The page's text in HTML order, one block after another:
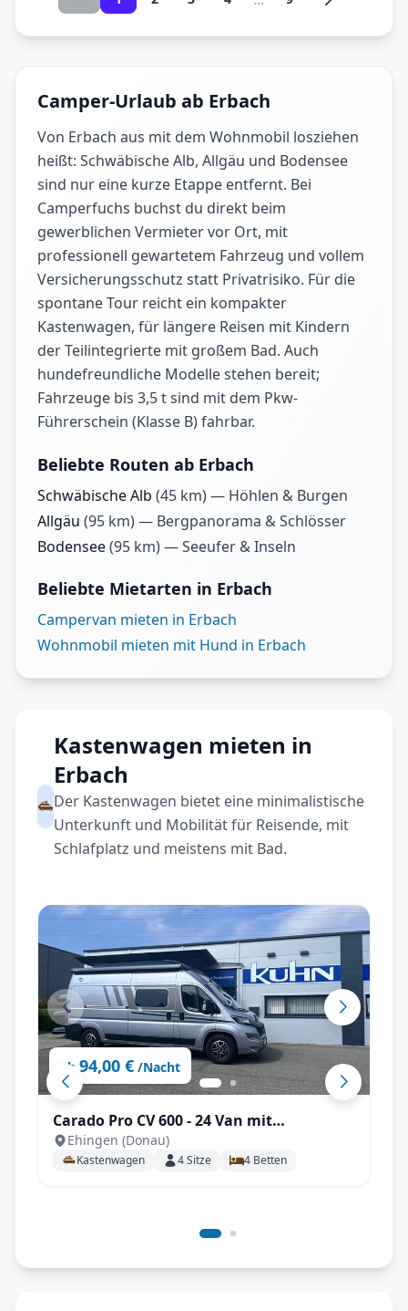
Camper-Urlaub ab Erbach
Von Erbach aus mit dem Wohnmobil losziehen
heißt: Schwäbische Alb, Allgäu und Bodensee
sind nur eine kurze Etappe entfernt. Bei
Camperfuchs buchst du direkt beim
gewerblichen Vermieter vor Ort, mit
professionell gewartetem Fahrzeug und vollem
Versicherungsschutz statt Privatrisiko. Für die
spontane Tour reicht ein kompakter
Kastenwagen, für längere Reisen mit Kindern
der Teilintegrierte mit großem Bad. Auch
hundefreundliche Modelle stehen bereit;
Fahrzeuge bis 3,5 t sind mit dem Pkw-
Führerschein (Klasse B) fahrbar.
Beliebte Routen ab Erbach
Schwäbische Alb (45 km) — Höhlen & Burgen
Allgäu (95 km) — Bergpanorama & Schlösser
Bodensee(95 km) —Seeufer & Inseln
Beliebte Mietarten in Erbach
Campervan mieten in Erbach
Wohnmobil mieten mit Hund in Erbach
Kastenwagen mieten in
Erbach
Der Kastenwagen bietet eine minimalistische
Unterkunft und Mobilität für Reisende, mit
Schlafplatz und meistens mit Bad.
ab 94,00 € /Nacht
Carado Pro CV 600 - 24 Van mit
Aufstelldach, TV, Automatik uvm.
Ehingen (Donau)
Kastenwagen 4Sitze 4 Betten